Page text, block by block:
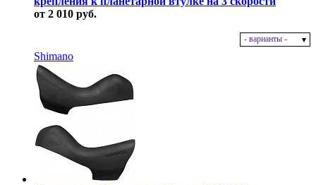
от 2 010 руб.
- варианты -
Shimano